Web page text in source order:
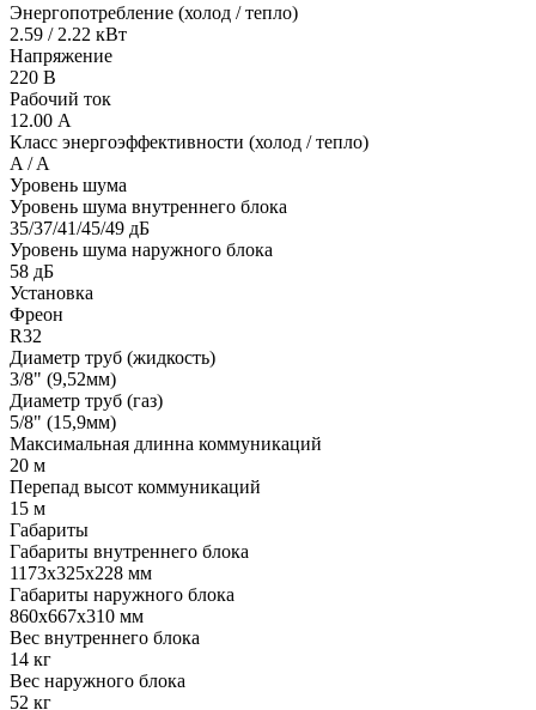
Энергопотребление (холод / тепло)
2.59 / 2.22 кВт
Напряжение
220 В
Рабочий ток
12.00 А
Класс энергоэффективности (холод / тепло)
A / A
Уровень шума
Уровень шума внутреннего блока
35/37/41/45/49 дБ
Уровень шума наружного блока
58 дБ
Установка
Фреон
R32
Диаметр труб (жидкость)
3/8" (9,52мм)
Диаметр труб (газ)
5/8" (15,9мм)
Максимальная длинна коммуникаций
20 м
Перепад высот коммуникаций
15 м
Габариты
Габариты внутреннего блока
1173x325x228 мм
Габариты наружного блока
860x667x310 мм
Вес внутреннего блока
14 кг
Вес наружного блока
52 кг